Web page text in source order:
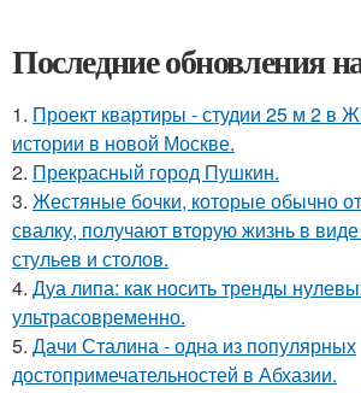
Последние обновления
1. Проект квартиры - студии 25 м 2 в
истории в новой Москве.
2. Прекрасный город Пушкин.
3. Жестяные бочки, которые обычно
свалку, получают вторую жизнь в
стульев и столов.
4. Дуа липа: как носить тренды
ультрасовременно.
5. Дачи Сталина - одна из популярных
достопримечательностей в Абхазии.